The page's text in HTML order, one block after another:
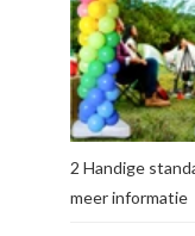
2 Handige
meer informatie